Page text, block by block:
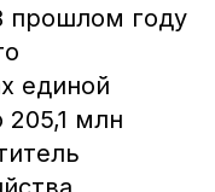
прошлом году
единой
млн